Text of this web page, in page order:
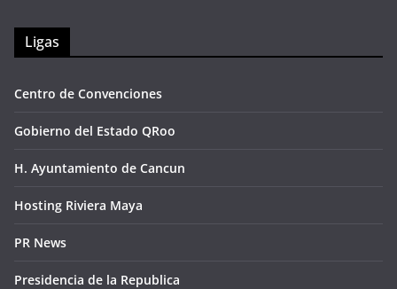
Ligas
Centro de Convenciones
Gobierno del Estado QRoo
H. Ayuntamiento de Cancun
Hosting Riviera Maya
PR News
Presidencia de la Republica